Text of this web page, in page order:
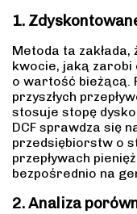
1.
Metoda ta
kwocie, jaką zarobi
o wartość bieżącą.
przyszłych
stosuje stopę
DCF sprawdza się
przedsiębiorstw o
przepływach
bezpośrednio na
2. Analiza